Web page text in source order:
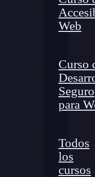
Web
Curso
Seguro
para
Todos
los
cursos